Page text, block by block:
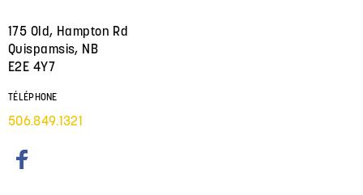
175 Old, Hampton Rd
Quispamsis, NB
E2E 4Y7
TÉLÉPHONE
506.849.1321